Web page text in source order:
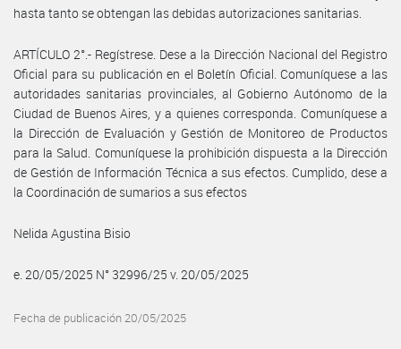
hasta tanto se obtengan las debidas autorizaciones sanitarias.
ARTÍCULO 2°.- Regístrese. Dese a la Dirección Nacional del Registro
Oficial para su publicación en el Boletín Oficial. Comuníquese a las
autoridades sanitarias provinciales, al Gobierno Autónomo de la
Ciudad de Buenos Aires, y a quienes corresponda. Comuníquese a
la Dirección de Evaluación y Gestión de Monitoreo de Productos
para la Salud. Comuníquese la prohibición dispuesta a la Dirección
de Gestión de Información Técnica a sus efectos. Cumplido, dese a
la Coordinación de sumarios a sus efectos
Nelida Agustina Bisio
e. 20/05/2025 N° 32996/25 v. 20/05/2025
Fecha de publicación 20/05/2025